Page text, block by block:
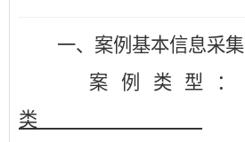
一、案例基本信息采集
案例类型：
类